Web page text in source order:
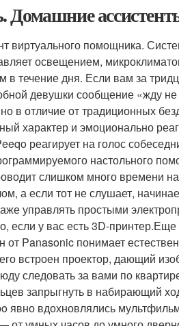
Домашние
виртуального помощника.
освещением,
в течение дня. Если вам за
девушки сообщение «жду
в отличие от традиционных
характер и эмоционально
реагирует на голос
настольного
слишком много времени
а если тот не слушает,
управлять простыми
если у вас есть 3D-
Panasonic понимает
встроен проектор, дающий
следовать за вами по
запрыгнуть в набирающий
явно вдохновлялись